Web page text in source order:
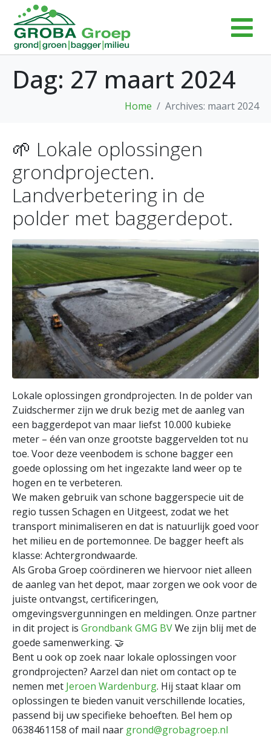
Dag: 27 maart 2024
Home Archives: maart 2024
🌱 Lokale oplossingen
grondprojecten.
Landverbetering in de
polder met baggerdepot.
Lokale oplossingen grondprojecten. In de polder van
Zuidschermer zijn we druk bezig met de aanleg van
een baggerdepot van maar liefst 10.000 kubieke
meter – één van onze grootste baggervelden tot nu
toe. Voor deze veenbodem is schone bagger een
goede oplossing om het ingezakte land weer op te
hogen en te verbeteren.
We maken gebruik van schone baggerspecie uit de
regio tussen Schagen en Uitgeest, zodat we het
transport minimaliseren en dat is natuurlijk goed voor
het milieu en de portemonnee. De bagger heeft als
klasse: Achtergrondwaarde.
Als Groba Groep coördineren we hiervoor niet alleen
de aanleg van het depot, maar zorgen we ook voor de
juiste ontvangst, certificeringen,
omgevingsvergunningen en meldingen. Onze partner
in dit project is Grondbank GMG BVWe zijn blij met de
goede samenwerking. 🤝
Bent u ook op zoek naar lokale oplossingen voor
grondprojecten? Aarzel dan niet om contact op te
nemen met Jeroen Wardenburg. Hij staat klaar om
oplossingen te bieden vanuit verschillende locaties,
passend bij uw specifieke behoeften. Bel hem op
0638461158 of mail naar grond@grobagroep.nl